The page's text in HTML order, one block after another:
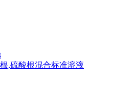
,硫酸根混合标准溶液